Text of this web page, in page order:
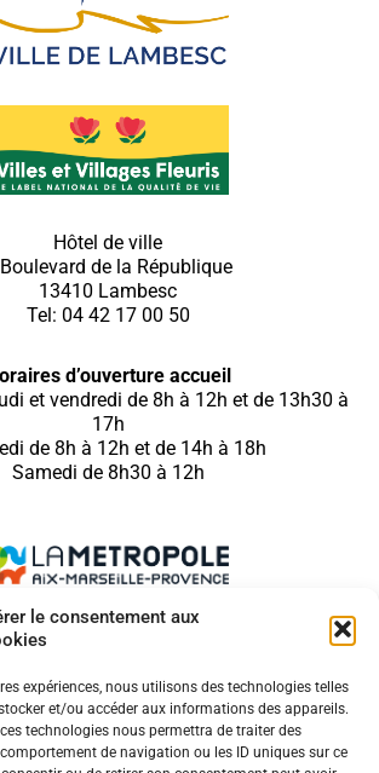
le consentement aux
expériences, nous utilisons des technologies telles
et/ou accéder aux informations des appareils.
technologies nous permettra de traiter des
de navigation ou les ID uniques sur ce
Hôtel de ville
de la République
13410 Lambesc
Tel: 04 42 17 00 50
d’ouverture accueil
et vendredi de 8h à 12h et de 13h30 à
17h
de 8h à 12h et de 14h à 18h
Samedi de 8h30 à 12h